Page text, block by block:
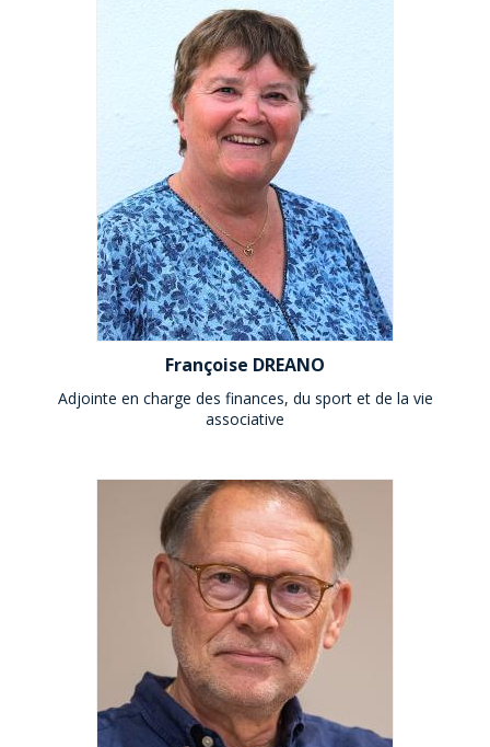
Françoise DREANO
Adjointe en charge des finances, du sport et de la vie
associative